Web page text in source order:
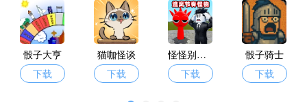
找到，都是很多用户精心推荐，获得
很多好评的游戏哦，不占手机很多内
存的，快来看看吧。
骰子大亨
下载
猫咖怪谈
下载
怪怪别过来
下载
骰子骑士
下载